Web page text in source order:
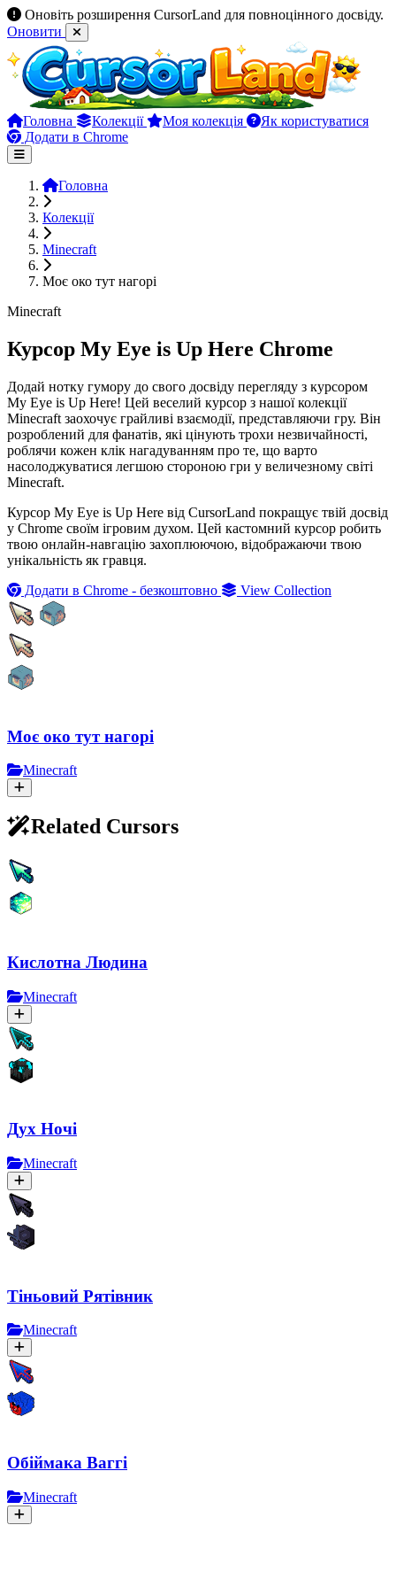
Оновіть розширення CursorLand для повноцінного досвіду.
Оновити
Головна Колекції Моя колекція
Як користуватися
Додати в Chrome
Головна
Колекції
Minecraft
Моє око тут нагорі
Minecraft
Курсор My Eye is Up Here Chrome
Додай нотку гумору до свого досвіду перегляду з курсором
My Eye is Up Here! Цей веселий курсор з нашої колекції
Minecraft заохочує грайливі взаємодії, представляючи гру. Він
розроблений для фанатів, які цінують трохи незвичайності,
роблячи кожен клік нагадуванням про те, що варто
насолоджуватися легшою стороною гри у величезному світі
Minecraft.
Курсор My Eye is Up Here від CursorLand покращує твій досвід
у Chrome своїм ігровим духом. Цей кастомний курсор робить
твою онлайн-навгацію захоплюючою, відображаючи твою
унікальність як гравця.
Додати в Chrome - безкоштовно
View Collection
Моє око тут нагорі
Minecraft
Related Cursors
Кислотна Людина
Minecraft
Дух Ночі
Minecraft
Тіньовий Рятівник
Minecraft
Обіймака Ваггі
Minecraft